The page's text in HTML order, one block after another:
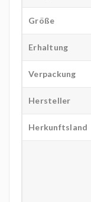
Größe
Erhaltung
Verpackung
Hersteller
Herkunftsland